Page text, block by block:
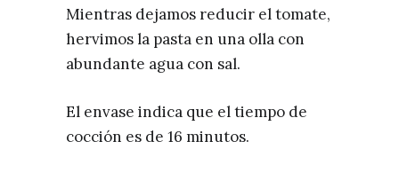
Mientras dejamos reducir el tomate,
hervimos la pasta en una olla con
abundante agua con sal.
El envase indica que el tiempo de
cocción es de 16 minutos.